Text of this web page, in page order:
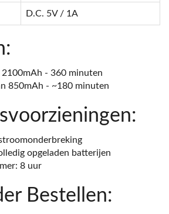
D.C. 5V / 1A
- 360 minuten
850mAh - ~180 minuten
opgeladen batterijen
8 uur
Bestellen: